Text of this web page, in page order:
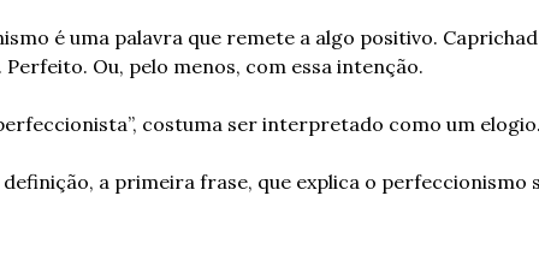
é uma palavra que remete a algo positivo.
Perfeito. Ou, pelo menos, com essa intenção.
costuma ser interpretado como um
definição, a primeira frase, que explica o perfeccionismo